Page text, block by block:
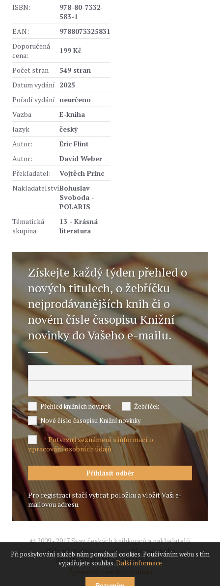
ISBN:
978-80-7332-
583-1
EAN:
9788073325831
Doporučená
cena:
199 Kč
Počet stran
549 stran
Datum vydání 2025
Pořadí vydání neurčeno
Vazba
E-kniha
Jazyk
český
Autor:
Eric Flint
Autor:
David Weber
Překladatel:
Vojtěch Princ
NakladatelstvíBohuslav
Svoboda -
POLARIS
Tématická
skupina
13 - Krásná
literatura
Získejte každý týden přehled o
nových titulech, o žebříčku
nejprodávanějších knih či o
novém čísle časopisu Knižní
novinky do Vašeho e-mailu.
Přehled knižních novinek
Žebříček
Nové číslo časopisu Knižní novinky
*Potvrzuji seznámení s informací o
zpracování osobních údajů
Pro registraci stačí vybrat položku a vložit Vaši e-
mailovou adresu.
© 2009 - 2017 Svaz českých knihkupců a nakladatelů
Webové stránky vytvořilo reklamní studio
JIROUT REKLANÍ AGENTURA s.r.o.
Zpracování osobních údajů
Při poskytování služeb nám pomáhají cookies. Používáním webu s tím
vyjadřujete souhlas.Další informace